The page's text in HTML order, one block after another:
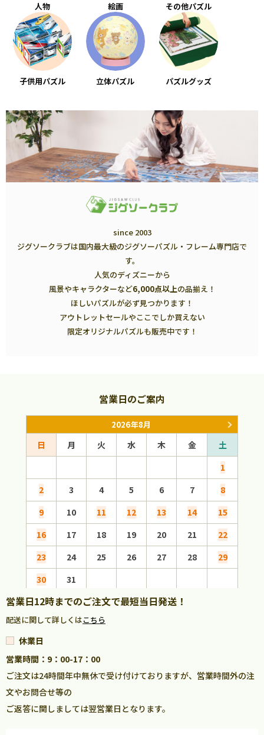
人物 絵画 その他パズル
子供用パズル 立体パズル パズルグッズ
since 2003
ジグソークラブは国内最大級のジグソーパズル・フレーム専門店で
す。
人気のディズニーから
風景やキャラクターなど6,000点以上の品揃え！
ほしいパズルが必ず見つかります！
アウトレットセールやここでしか買えない
限定オリジナルパズルも販売中です！
営業日のご案内
2026年8月
日 月 火 水 木 金
土
1
2
3 4 5 6 7
8
9
10 11 12 13 14
15
16
17 18 19 20 21
22
23
24 25 26 27 28
29
30
31
営業日12時までのご注文で最短当日発送！
配送に関して詳しくはこちら
休業日
営業時間：9：00-17：00
ご注文は24時間年中無休で受け付けておりますが、営業時間外の注
文やお問合せ等の
ご返答に関しましては翌営業日となります。